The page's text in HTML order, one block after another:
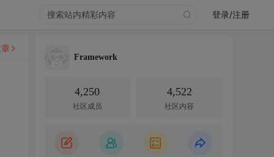
登录/注册
Framework
4,250
社区成员
4,522
社区内容